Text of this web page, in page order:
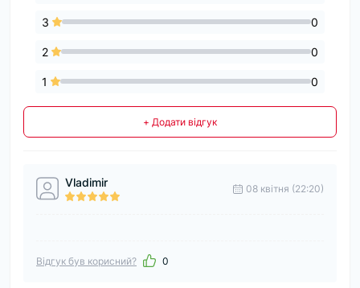
3 0
2 0
1 0
+ Додати відгук
Vladimir 08 квітня (22:20)
Відгук був корисний? 0